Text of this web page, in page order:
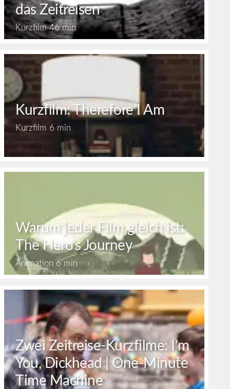
das Zeitreisen
Kurzfilm46 min
Kurzfilm: Therefore I Am
Kurzfilm 6 min
Warum jeder Film gleich ist:
The Hero’s Journey
Animation 6 min
Zwei Zeitreise-Kurzfilme: I’m
You, Dickhead | One-Minute
Time Machine